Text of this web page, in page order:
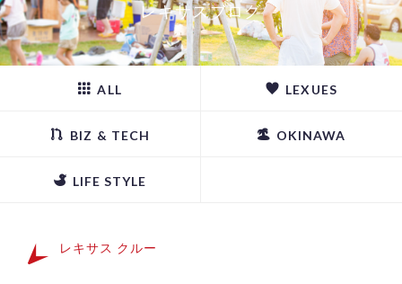
レキサスブログ
ALL LEXUES
BIZ & TECH OKINAWA
LIFE STYLE
レキサス クルー